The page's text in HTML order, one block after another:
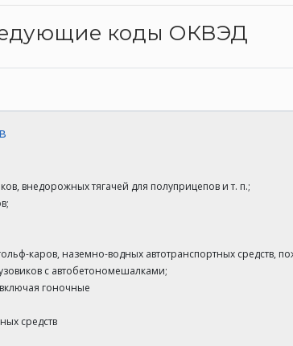
коды ОКВЭД
внедорожных тягачей для полуприцепов и т. п.;
каров, наземно-водных автотранспортных
с автобетономешалками;
гоночные
средств